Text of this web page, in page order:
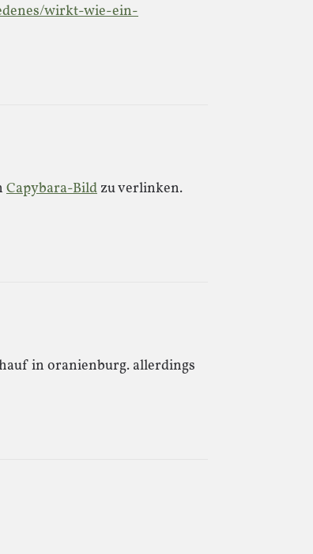
wirkt-wie-ein-
Capybara-Bild zu verlinken.
in oranienburg. allerdings